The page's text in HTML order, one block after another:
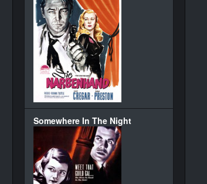
Somewhere In The Night